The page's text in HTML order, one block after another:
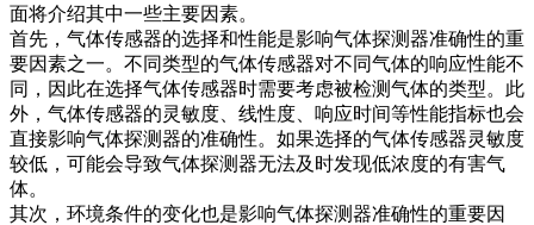
面将介绍其中一些主要因素。
首先，气体传感器的选择和性能是影响气体探测器准确性的重
要因素之一。不同类型的气体传感器对不同气体的响应性能不
同，因此在选择气体传感器时需要考虑被检测气体的类型。此
外，气体传感器的灵敏度、线性度、响应时间等性能指标也会
直接影响气体探测器的准确性。如果选择的气体传感器灵敏度
较低，可能会导致气体探测器无法及时发现低浓度的有害气
体。
其次，环境条件的变化也是影响气体探测器准确性的重要因